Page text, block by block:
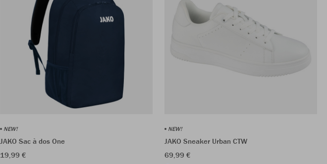
NEW!
JAKO Sac à dos One
19,99 €
NEW!
JAKO Sneaker Urban CTW
69,99 €